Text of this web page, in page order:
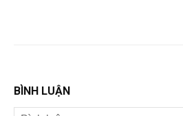
BÌNH LUẬN